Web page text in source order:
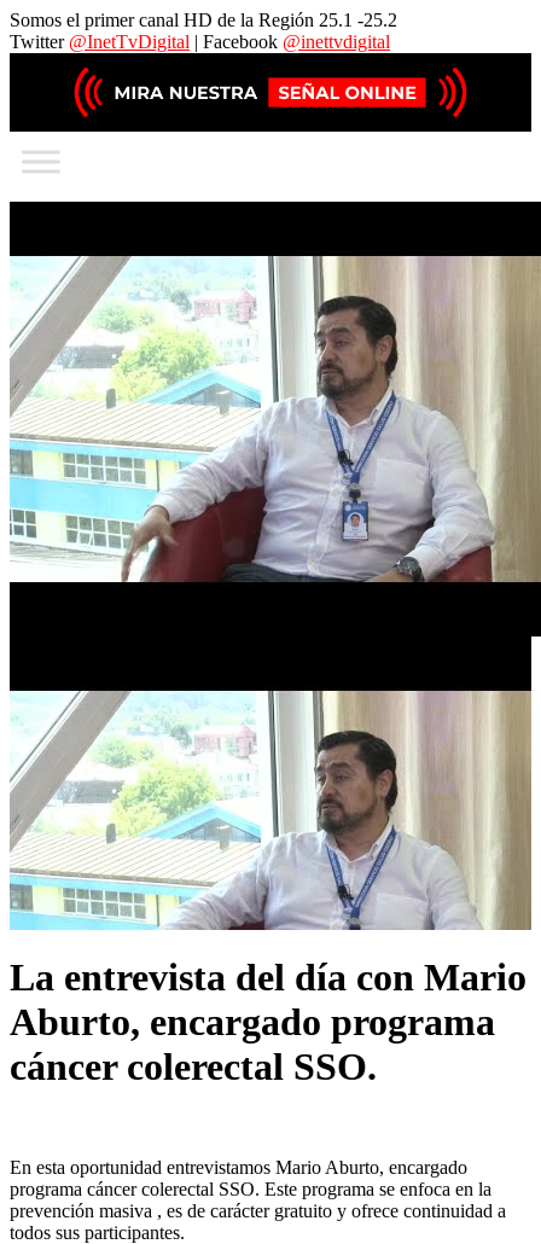
Somos el primer canal HD de la Región 25.1 -25.2
Twitter @InetTvDigital | Facebook @inettvdigital
La entrevista del día con Mario
Aburto, encargado programa
cáncer colerectal SSO.
En esta oportunidad entrevistamos Mario Aburto, encargado
programa cáncer colerectal SSO. Este programa se enfoca en la
prevención masiva , es de carácter gratuito y ofrece continuidad a
todos sus participantes.